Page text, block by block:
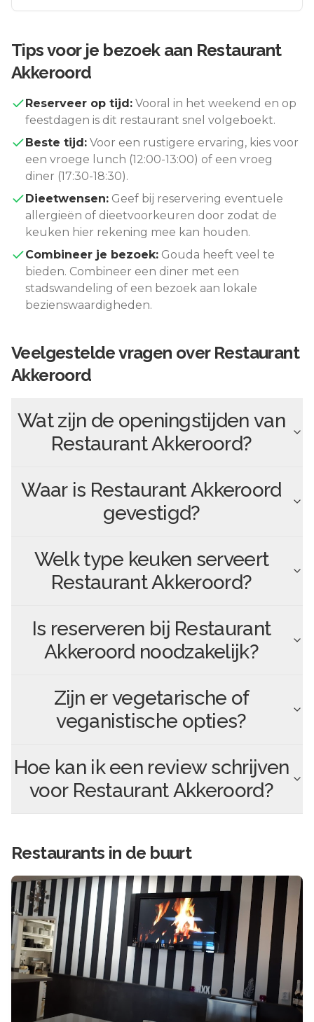
Tips voor je bezoek aan Restaurant
Akkeroord
Reserveer op tijd: Vooral in het weekend en op
feestdagen is dit restaurant snel volgeboekt.
Beste tijd: Voor een rustigere ervaring, kies voor
een vroege lunch (12:00-13:00) of een vroeg
diner (17:30-18:30).
Dieetwensen: Geef bij reservering eventuele
allergieën of dieetvoorkeuren door zodat de
keuken hier rekening mee kan houden.
Combineer je bezoek: Gouda heeft veel te
bieden. Combineer een diner met een
stadswandeling of een bezoek aan lokale
bezienswaardigheden.
Veelgestelde vragen over Restaurant
Akkeroord
Wat zijn de openingstijden van
Restaurant Akkeroord?
Waar is Restaurant Akkeroord
gevestigd?
Welk type keuken serveert
Restaurant Akkeroord?
Is reserveren bij Restaurant
Akkeroord noodzakelijk?
Zijn er vegetarische of
veganistische opties?
Hoe kan ik een review schrijven
voor Restaurant Akkeroord?
Restaurants in de buurt